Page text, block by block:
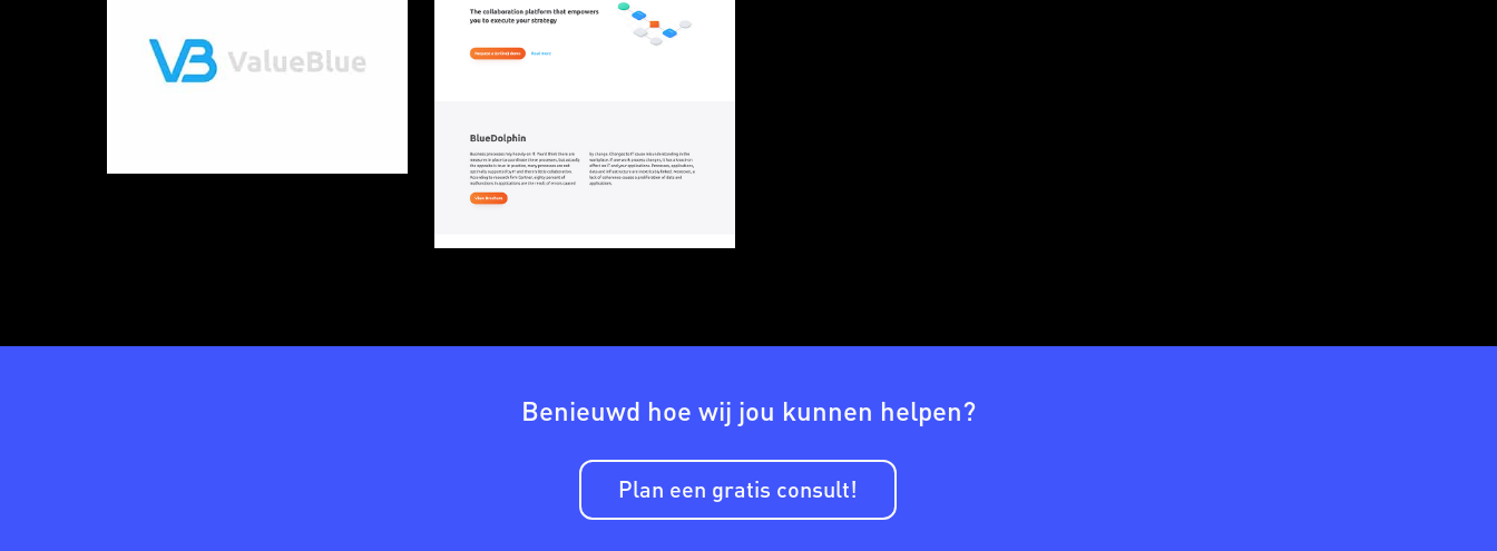
Benieuwd hoe wij jou kunnen helpen?
Plan een gratis consult!